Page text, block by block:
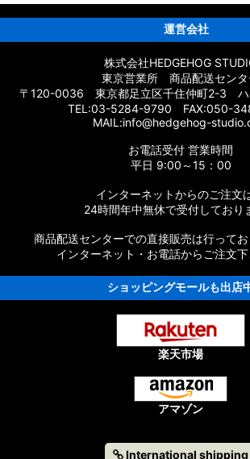
ツリスト
純正パーツリスト
］純正パーツリスト
運営会社
株式会社HEDGEHOG
東京営業所 商品配送センタ
〒120-0036 東京都足立区千住仲町2-3 ハ
TEL:03-5284-9790 FAX:050-
MAIL:info@hedgehog-
お電話受付 営業時間
平日 9:00～15：00
インターネットからのご注文は
24時間年中無休で受付しており
商品配送センターでの直接販売は行ってお
インターネット・お電話からご注文下
ショッピングモールも出店
楽天市場
アマゾン
International shipping